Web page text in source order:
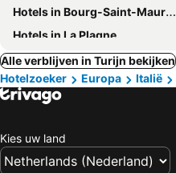
Hotels in Bourg-Saint-Maurice
Hotels in La Plagne
Alle verblijven in Turijn bekijken
Hotelzoeker
Europa Italië
Kies uw land